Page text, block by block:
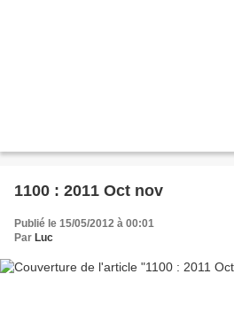
1100 : 2011 Oct nov
Publié le 15/05/2012 à 00:01
Par Luc